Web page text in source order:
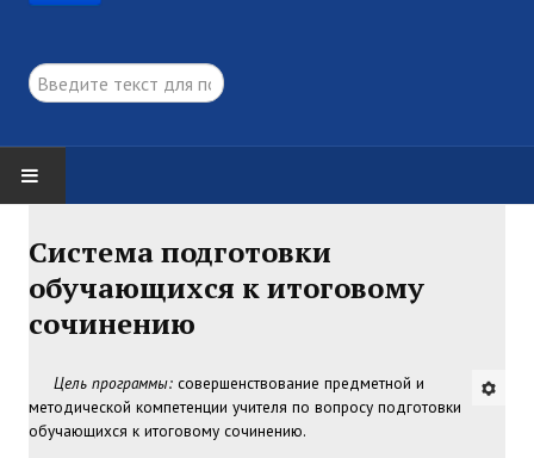
поиск...
ПРОГРАММЫ
Повышение квалификации (заочная форма с ДОТ, внебюджет)
Повышение квалификации (очная форма, внебюджет)
Система подготовки
обучающихся к итоговому
сочинению
Цель программы: cовершенствование предметной и
методической компетенции учителя по вопросу подготовки
обучающихся к итоговому сочинению.